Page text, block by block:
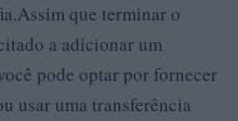
que terminar o
a adicionar um
pode optar por fornecer
usar uma transferência